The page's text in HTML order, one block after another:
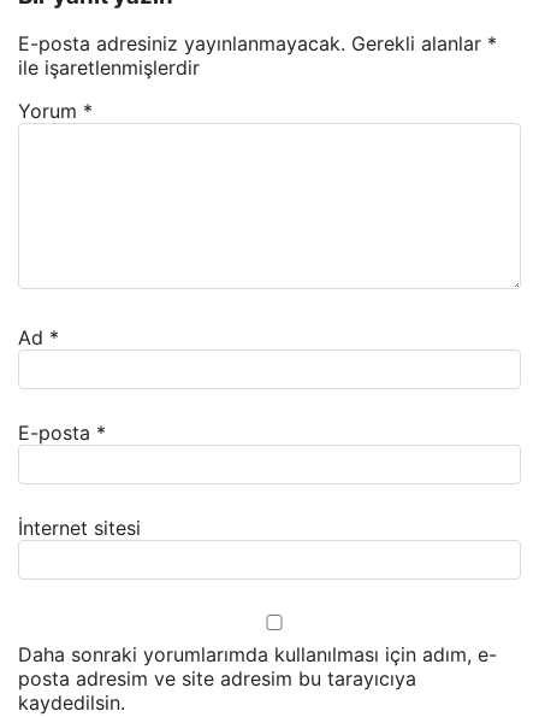
E-posta adresiniz yayınlanmayacak. Gerekli alanlar *
ile işaretlenmişlerdir
Yorum *
Ad *
E-posta *
İnternet sitesi
Daha sonraki yorumlarımda kullanılması için adım, e-
posta adresim ve site adresim bu tarayıcıya
kaydedilsin.